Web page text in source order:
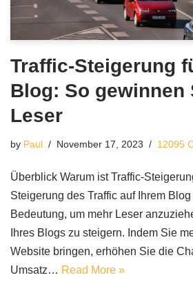
Traffic-Steigerung
Blog: So gewinnen
Leser
by Paul November 17, 2023 12095
Überblick Warum ist Traffic-
Steigerung des Traffic auf Ihrem
Bedeutung, um mehr Leser
Ihres Blogs zu steigern. Indem Sie
Website bringen, erhöhen Sie die
Umsatz… Read More »